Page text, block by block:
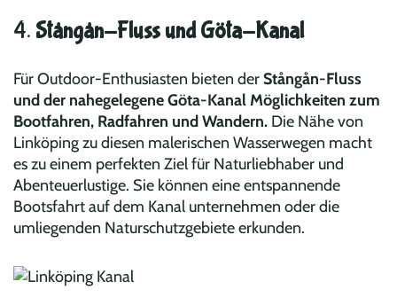
4. Stångån-Fluss und Göta-Kanal
Für Outdoor-Enthusiasten bieten derStångån-Fluss
und der nahegelegene Göta-Kanal Möglichkeiten zum
Bootfahren, Radfahren und Wandern. Die Nähe von
Linköping zu diesen malerischen Wasserwegen macht
es zu einem perfekten Ziel für Naturliebhaber und
Abenteuerlustige. Sie können eine entspannende
Bootsfahrt auf dem Kanal unternehmen oder die
umliegenden Naturschutzgebiete erkunden.